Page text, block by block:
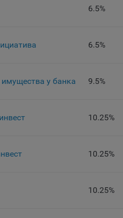
«Инкогнито»,
автоматически
Подробнее о
Firefox
вопросом, в части
6.5%
6.5%
у банка 9.5%
10.25%
10.25%
10.25%